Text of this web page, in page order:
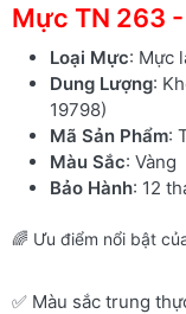
Mực TN 263
Loại Mực: Mực
Dung Lượng:
19798)
Mã Sản Phẩm:
Màu Sắc: Vàng
Bảo Hành: 12
🌈 Ưu điểm nổi bật
✅ Màu sắc trung